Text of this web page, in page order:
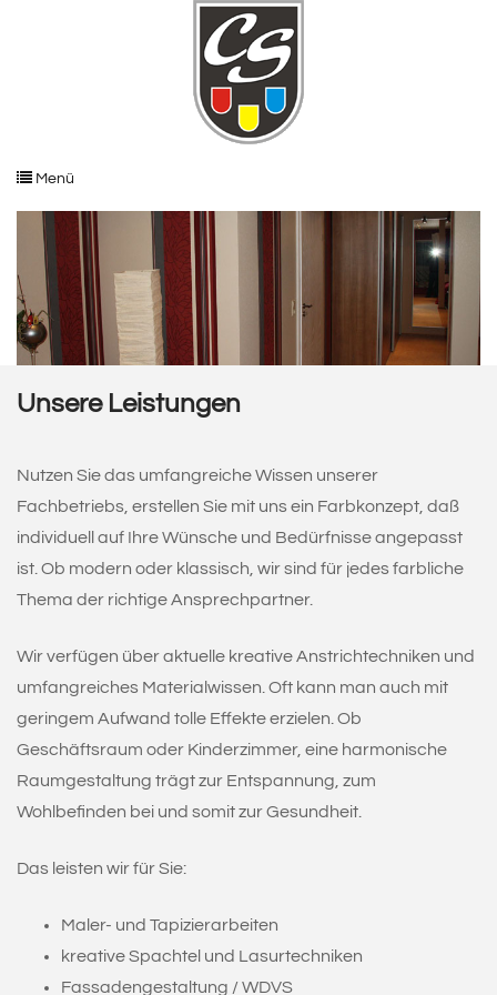
Menü
Unsere Leistungen
Nutzen Sie das umfangreiche Wissen unserer
Fachbetriebs, erstellen Sie mit uns ein Farbkonzept, daß
individuell auf Ihre Wünsche und Bedürfnisse angepasst
ist. Ob modern oder klassisch, wir sind für jedes farbliche
Thema der richtige Ansprechpartner.
Wir verfügen über aktuelle kreative Anstrichtechniken und
umfangreiches Materialwissen. Oft kann man auch mit
geringem Aufwand tolle Effekte erzielen. Ob
Geschäftsraum oder Kinderzimmer, eine harmonische
Raumgestaltung trägt zur Entspannung, zum
Wohlbefinden bei und somit zur Gesundheit.
Das leisten wir für Sie:
Maler- und Tapizierarbeiten
kreative Spachtel und Lasurtechniken
Fassadengestaltung / WDVS